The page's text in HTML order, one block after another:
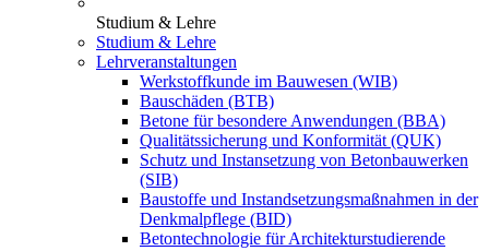
Studium & Lehre
Studium & Lehre
Lehrveranstaltungen
Werkstoffkunde im Bauwesen (WIB)
Bauschäden (BTB)
Betone für besondere Anwendungen (BBA)
Qualitätssicherung und Konformität (QUK)
Schutz und Instansetzung von Betonbauwerken
(SIB)
Baustoffe und Instandsetzungsmaßnahmen in der
Denkmalpflege (BID)
Betontechnologie für Architekturstudierende